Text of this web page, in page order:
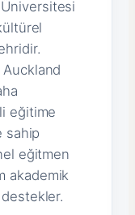
eğitime
sahip
eğitmen
akademik